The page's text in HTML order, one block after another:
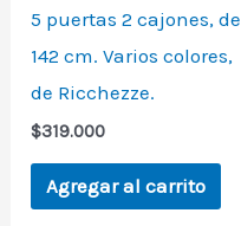
5 puertas 2 cajones, de
142 cm. Varios colores,
de Ricchezze.
$319.000
Agregar al carrito